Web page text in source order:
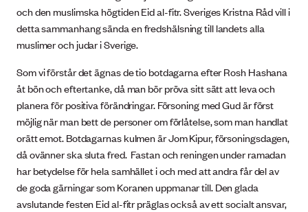
och den muslimska högtiden Eid al-fitr. Sveriges Kristna Råd vill i
detta sammanhang sända en fredshälsning till landets alla
muslimer och judar i Sverige.
Som vi förstår det ägnas de tio botdagarna efter Rosh Hashana
åt bön och eftertanke, då man bör pröva sitt sätt att leva och
planera för positiva förändringar. Försoning med Gud är först
möjlig när man bett de personer om förlåtelse, som man handlat
orätt emot. Botdagarnas kulmen är Jom Kipur, försoningsdagen,
då ovänner ska sluta fred. Fastan och reningen under ramadan
har betydelse för hela samhället i och med att andra får del av
de goda gärningar som Koranen uppmanar till. Den glada
avslutande festen Eid al-fitr präglas också av ett socialt ansvar,